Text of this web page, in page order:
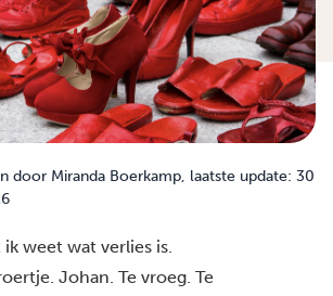
door Miranda Boerkamp, laatste update: 30
weet wat verlies is.
Johan. Te vroeg. Te